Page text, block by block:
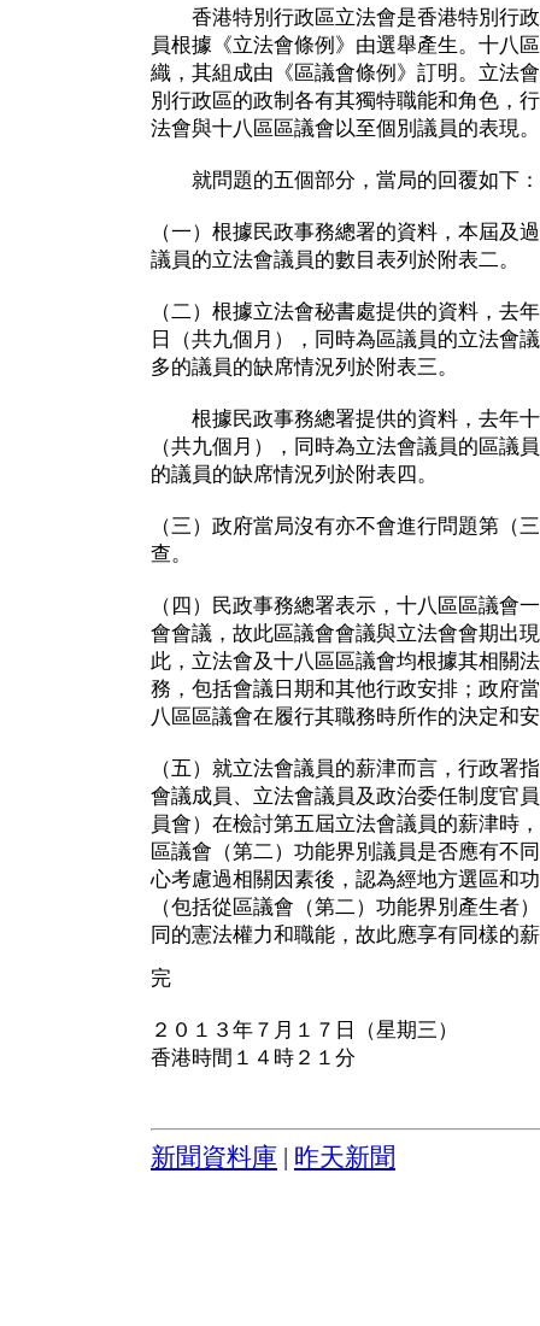
香港特別行政區立法會是香港特別行政
員根據《立法會條例》由選舉產生。十八
織，其組成由《區議會條例》訂明。立法
別行政區的政制各有其獨特職能和角色，
法會與十八區區議會以至個別議員的表現。
就問題的五個部分，當局的回覆如下：
（一）根據民政事務總署的資料，本屆及
議員的立法會議員的數目表列於附表二。
（二）根據立法會秘書處提供的資料，去
日（共九個月），同時為區議員的立法會
多的議員的缺席情況列於附表三。
根據民政事務總署提供的資料，去年十
（共九個月），同時為立法會議員的區議
的議員的缺席情況列於附表四。
（三）政府當局沒有亦不會進行問題第（
查。
（四）民政事務總署表示，十八區區議會
會會議，故此區議會會議與立法會會期出
此，立法會及十八區區議會均根據其相關
務，包括會議日期和其他行政安排；政府
八區區議會在履行其職務時所作的決定和
（五）就立法會議員的薪津而言，行政署
會議成員、立法會議員及政治委任制度官
員會）在檢討第五屆立法會議員的薪津時
區議會（第二）功能界別議員是否應有不
心考慮過相關因素後，認為經地方選區和
（包括從區議會（第二）功能界別產生者
同的憲法權力和職能，故此應享有同樣的
完
２０１３年７月１７日（星期三）
香港時間１４時２１分
新聞資料庫 昨天新聞